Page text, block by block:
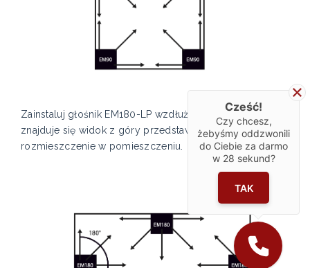
Zainstaluj głośnik EM180-LP wzdłuż ściany. Poniżej
znajduje się widok z góry przedstawiający
rozmieszczenie w pomieszczeniu.
Cześć!
Czy chcesz,
żebyśmy oddzwonili
do Ciebie za darmo
w 28 sekund?
TAK